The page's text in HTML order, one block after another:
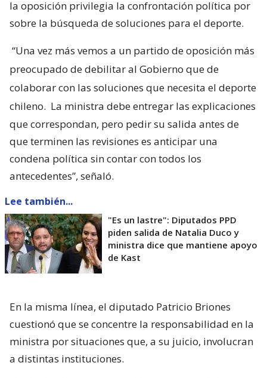
la oposición privilegia la confrontación política por
sobre la búsqueda de soluciones para el deporte.
“Una vez más vemos a un partido de oposición más
preocupado de debilitar al Gobierno que de
colaborar con las soluciones que necesita el deporte
chileno. La ministra debe entregar las explicaciones
que correspondan, pero pedir su salida antes de
que terminen las revisiones es anticipar una
condena política sin contar con todos los
antecedentes”, señaló.
Lee también...
"Es un lastre": Diputados PPD
piden salida de Natalia Duco y
ministra dice que mantiene apoyo
de Kast
En la misma línea, el diputado Patricio Briones
cuestionó que se concentre la responsabilidad en la
ministra por situaciones que, a su juicio, involucran
a distintas instituciones.